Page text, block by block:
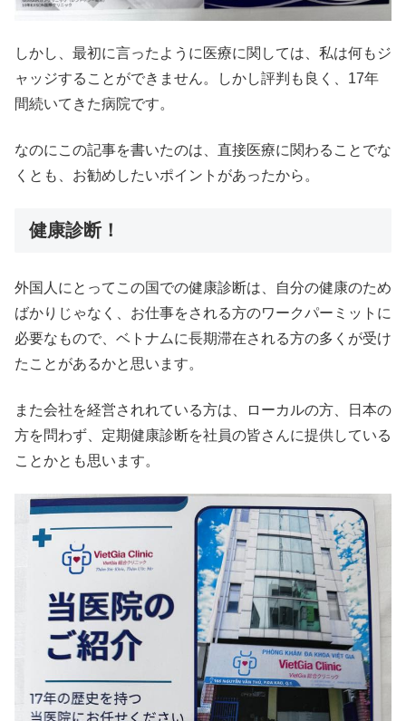
しかし、最初に言ったように医療に関しては、私は何もジ
ャッジすることができません。しかし評判も良く、17年
間続いてきた病院です。
なのにこの記事を書いたのは、直接医療に関わることでな
くとも、お勧めしたいポイントがあったから。
健康診断！
外国人にとってこの国での健康診断は、自分の健康のため
ばかりじゃなく、お仕事をされる方のワークパーミットに
必要なもので、ベトナムに長期滞在される方の多くが受け
たことがあるかと思います。
また会社を経営されれている方は、ローカルの方、日本の
方を問わず、定期健康診断を社員の皆さんに提供している
ことかとも思います。